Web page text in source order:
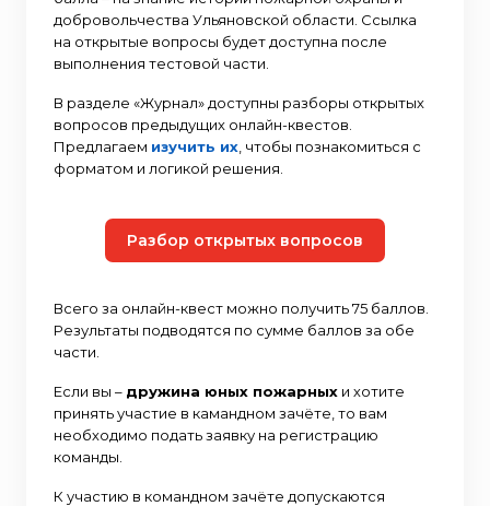
добровольчества Ульяновской области. Ссылка
на открытые вопросы будет доступна после
выполнения тестовой части.
В разделе «Журнал» доступны разборы открытых
вопросов предыдущих онлайн-квестов.
Предлагаем изучить их , чтобы познакомиться с
форматом и логикой решения.
Разбор открытых вопросов
Всего за онлайн-квест можно получить 75 баллов.
Результаты подводятся по сумме баллов за обе
части.
Если вы – дружина юных пожарных и хотите
принять участие в камандном зачёте, то вам
необходимо подать заявку на регистрацию
команды.
К участию в командном зачёте допускаются